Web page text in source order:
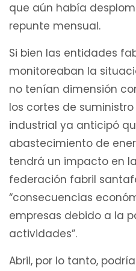
que aún había
repunte mensual.
Si bien las entidades
monitoreaban la
no tenían dimensión
los cortes de
industrial ya anticipó
abastecimiento de
tendrá un impacto en
federación fabril
“consecuencias
empresas debido a la
actividades”.
Abril, por lo tanto,